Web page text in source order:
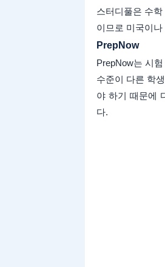
스터디풀은 수
이므로 미국이
PrepNow
PrepNow는 시
수준이 다른 학
야 하기 때문에
다.